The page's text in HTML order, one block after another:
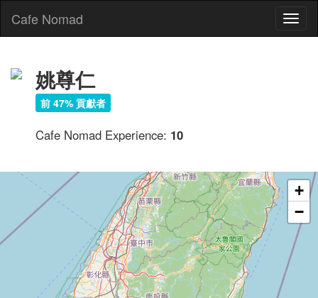
Cafe Nomad
姚尊仁
前 47% 貢獻者
Cafe Nomad Experience: 10
+
−